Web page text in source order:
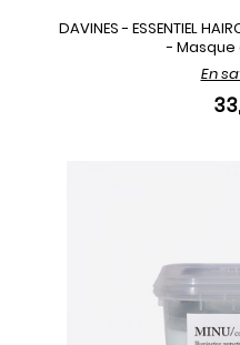
DAVINES - ESSENTIEL
- Masque
En